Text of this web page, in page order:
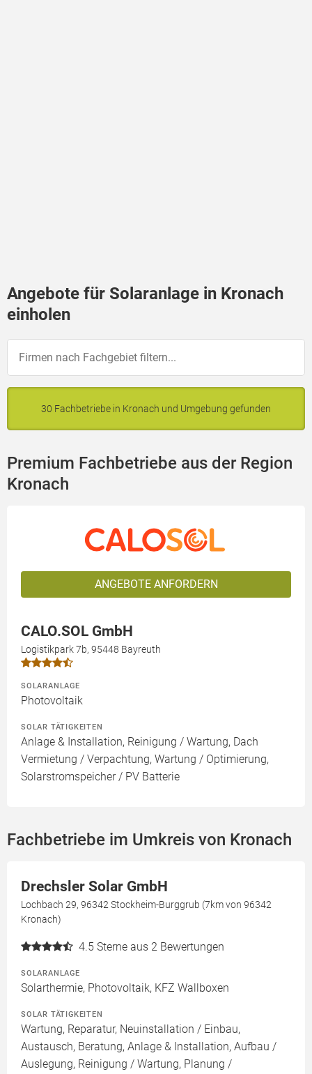
Angebote für Solaranlage in Kronach
einholen
30 Fachbetriebe in Kronach und Umgebung gefunden
Premium Fachbetriebe aus der Region
Kronach
ANGEBOTE ANFORDERN
CALO.SOL GmbH
Logistikpark 7b, 95448 Bayreuth
SOLARANLAGE
Photovoltaik
SOLAR TÄTIGKEITEN
Anlage & Installation, Reinigung / Wartung, Dach
Vermietung / Verpachtung, Wartung / Optimierung,
Solarstromspeicher / PV Batterie
Fachbetriebe im Umkreis von Kronach
Drechsler Solar GmbH
Lochbach 29, 96342 Stockheim-Burggrub (7km von 96342
Kronach)
4.5 Sterne aus 2 Bewertungen
SOLARANLAGE
Solarthermie, Photovoltaik, KFZ Wallboxen
SOLAR TÄTIGKEITEN
Wartung, Reparatur, Neuinstallation / Einbau,
Austausch, Beratung, Anlage & Installation, Aufbau /
Auslegung, Reinigung / Wartung, Planung /